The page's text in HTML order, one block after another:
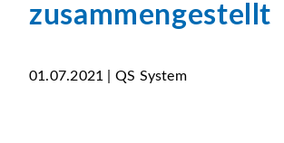
zusammengestellt
01.07.2021 | QS System